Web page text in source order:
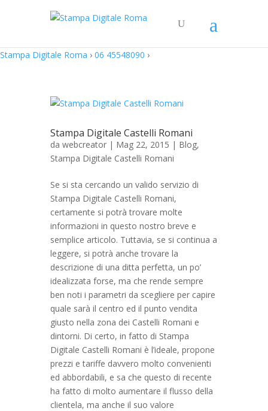
Stampa Digitale Roma › 06 45548090 ›
Stampa Digitale Castelli Romani
da webcreator | Mag 22, 2015 | Blog,
Stampa Digitale Castelli Romani
Se si sta cercando un valido servizio di
Stampa Digitale Castelli Romani,
certamente si potrà trovare molte
informazioni in questo nostro breve e
semplice articolo. Tuttavia, se si continua a
leggere, si potrà anche trovare la
descrizione di una ditta perfetta, un po’
idealizzata forse, ma che rende sempre
ben noti i parametri da scegliere per capire
quale sarà il centro ed il punto vendita
giusto nella zona dei Castelli Romani e
dintorni. Di certo, in fatto di Stampa
Digitale Castelli Romani è l’ideale, propone
prezzi e tariffe davvero molto convenienti
ed abbordabili, e sa che questo di recente
ha fatto di molto aumentare il flusso della
clientela, ma anche il suo valore